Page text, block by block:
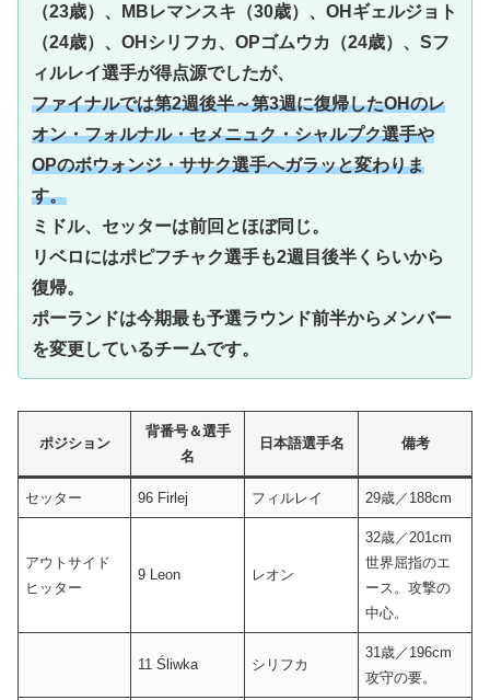
（23歳）、MBレマンスキ（30歳）、OHギェルジョト
（24歳）、OHシリフカ、OPゴムウカ（24歳）、Sフ
ィルレイ選手が得点源でしたが、
ファイナルでは第2週後半～第3週に復帰したOHのレ
オン・フォルナル・セメニュク・シャルプク選手や
OPのボウォンジ・ササク選手へガラッと変わりま
す。
ミドル、セッターは前回とほぼ同じ。
リベロにはポピフチャク選手も2週目後半くらいから
復帰。
ポーランドは今期最も予選ラウンド前半からメンバー
を変更しているチームです。
ポジション
背番号＆選手
名
日本語選手名 備考
セッター 96 Firlej フィルレイ 29歳／188cm
アウトサイド
ヒッター
9 Leon レオン
32歳／201cm
世界屈指のエ
ース。攻撃の
中心。
11 Śliwka シリフカ
31歳／196cm
攻守の要。